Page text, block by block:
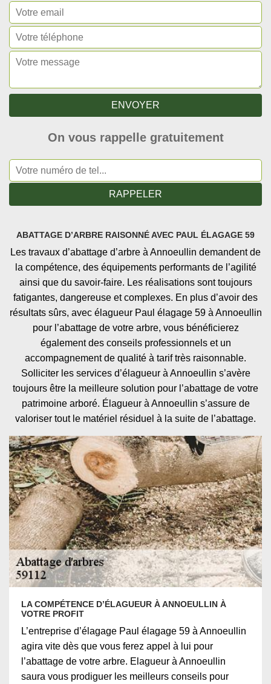
On vous rappelle gratuitement
ABATTAGE D’ARBRE RAISONNÉ AVEC PAUL ÉLAGAGE 59
Les travaux d’abattage d’arbre à Annoeullin demandent de
la compétence, des équipements performants de l’agilité
ainsi que du savoir-faire. Les réalisations sont toujours
fatigantes, dangereuse et complexes. En plus d’avoir des
résultats sûrs, avec élagueur Paul élagage 59 à Annoeullin
pour l’abattage de votre arbre, vous bénéficierez
également des conseils professionnels et un
accompagnement de qualité à tarif très raisonnable.
Solliciter les services d’élagueur à Annoeullin s’avère
toujours être la meilleure solution pour l’abattage de votre
patrimoine arboré. Élagueur à Annoeullin s’assure de
valoriser tout le matériel résiduel à la suite de l’abattage.
LA COMPÉTENCE D’ÉLAGUEUR À ANNOEULLIN À
VOTRE PROFIT
L’entreprise d’élagage Paul élagage 59 à Annoeullin
agira vite dès que vous ferez appel à lui pour
l’abattage de votre arbre. Elagueur à Annoeullin
saura vous prodiguer les meilleurs conseils pour